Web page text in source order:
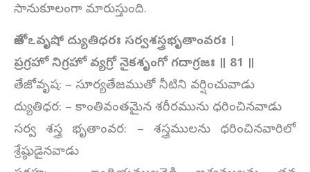
సానుకూలంగా మారుస్తుంది.
తేజోఽవృషో ద్యుతిధరః సర్వశస్త్రభృతాంవరః ।
ప్రగ్రహో నిగ్రహో వ్యగ్రో నైకశృంగో గదాగ్రజః ॥ 81 ॥
తేజోవృష: – సూర్యతేజముతో నీటిని వర్షించువాడు
ద్యుతిధర: – కాంతివంతమైన శరీరమును ధరించినవాడు
సర్వ శస్త్ర భృతాంవర: – శస్త్రములను ధరించినవారిలో
శ్రేష్ఠుడైనవాడు